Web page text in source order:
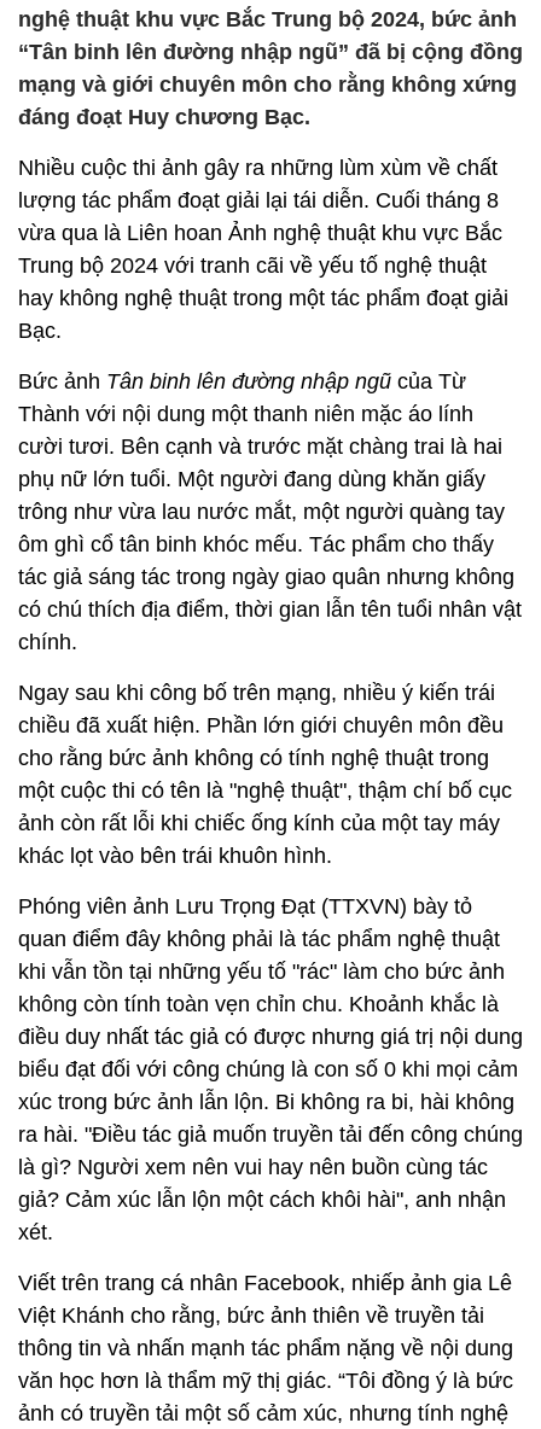
nghệ thuật khu vực Bắc Trung bộ 2024, bức ảnh
“Tân binh lên đường nhập ngũ” đã bị cộng đồng
mạng và giới chuyên môn cho rằng không xứng
đáng đoạt Huy chương Bạc.
Nhiều cuộc thi ảnh gây ra những lùm xùm về chất
lượng tác phẩm đoạt giải lại tái diễn. Cuối tháng 8
vừa qua là Liên hoan Ảnh nghệ thuật khu vực Bắc
Trung bộ 2024 với tranh cãi về yếu tố nghệ thuật
hay không nghệ thuật trong một tác phẩm đoạt giải
Bạc.
Bức ảnh Tân binh lên đường nhập ngũ của Từ
Thành với nội dung một thanh niên mặc áo lính
cười tươi. Bên cạnh và trước mặt chàng trai là hai
phụ nữ lớn tuổi. Một người đang dùng khăn giấy
trông như vừa lau nước mắt, một người quàng tay
ôm ghì cổ tân binh khóc mếu. Tác phẩm cho thấy
tác giả sáng tác trong ngày giao quân nhưng không
có chú thích địa điểm, thời gian lẫn tên tuổi nhân vật
chính.
Ngay sau khi công bố trên mạng, nhiều ý kiến trái
chiều đã xuất hiện. Phần lớn giới chuyên môn đều
cho rằng bức ảnh không có tính nghệ thuật trong
một cuộc thi có tên là "nghệ thuật", thậm chí bố cục
ảnh còn rất lỗi khi chiếc ống kính của một tay máy
khác lọt vào bên trái khuôn hình.
Phóng viên ảnh Lưu Trọng Đạt (TTXVN) bày tỏ
quan điểm đây không phải là tác phẩm nghệ thuật
khi vẫn tồn tại những yếu tố "rác" làm cho bức ảnh
không còn tính toàn vẹn chỉn chu. Khoảnh khắc là
điều duy nhất tác giả có được nhưng giá trị nội dung
biểu đạt đối với công chúng là con số 0 khi mọi cảm
xúc trong bức ảnh lẫn lộn. Bi không ra bi, hài không
ra hài. "Điều tác giả muốn truyền tải đến công chúng
là gì? Người xem nên vui hay nên buồn cùng tác
giả? Cảm xúc lẫn lộn một cách khôi hài", anh nhận
xét.
Viết trên trang cá nhân Facebook, nhiếp ảnh gia Lê
Việt Khánh cho rằng, bức ảnh thiên về truyền tải
thông tin và nhấn mạnh tác phẩm nặng về nội dung
văn học hơn là thẩm mỹ thị giác. “Tôi đồng ý là bức
ảnh có truyền tải một số cảm xúc, nhưng tính nghệ